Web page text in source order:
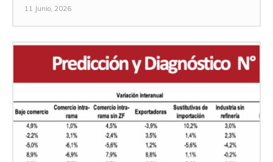
11 Junio, 2026